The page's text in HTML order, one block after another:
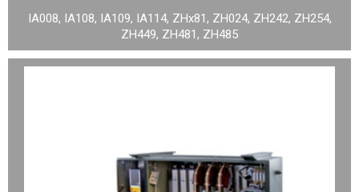
IA008, IA108, IA109, IA114, ZHx81, ZH024, ZH242, ZH254,
ZH449, ZH481, ZH485